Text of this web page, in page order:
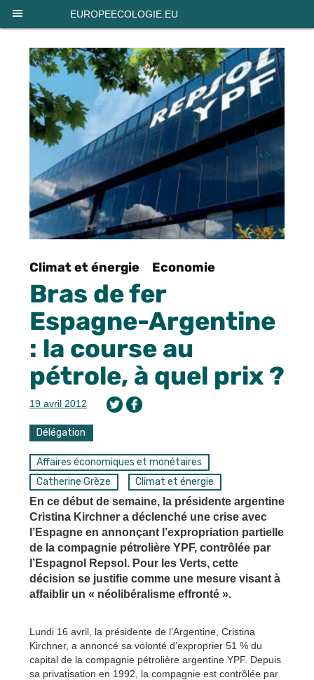
EUROPEECOLOGIE.EU
Climat et énergie Economie
Bras de fer
Espagne-Argentine
: la course au
pétrole, à quel prix ?
19 avril 2012
Délégation
Affaires économiques et monétaires
Catherine Grèze
Climat et énergie
En ce début de semaine, la présidente argentine
Cristina Kirchner a déclenché une crise avec
l’Espagne en annonçant l’expropriation partielle
de la compagnie pétrolière YPF, contrôlée par
l’Espagnol Repsol. Pour les Verts, cette
décision se justifie comme une mesure visant à
affaiblir un « néolibéralisme effronté ».
Lundi 16 avril, la présidente de l’Argentine, Cristina
Kirchner, a annoncé sa volonté d’exproprier 51 % du
capital de la compagnie pétrolière argentine YPF. Depuis
sa privatisation en 1992, la compagnie est contrôlée par